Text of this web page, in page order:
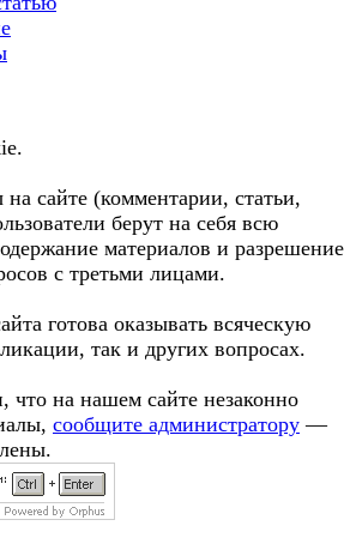
сайте (комментарии, статьи,
берут на себя всю
материалов и разрешение
с третьми лицами.
готова оказывать всяческую
так и других вопросах.
на нашем сайте незаконно
сообщите администратору —